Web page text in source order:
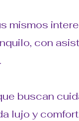
mismos
con
buscan
lujo y